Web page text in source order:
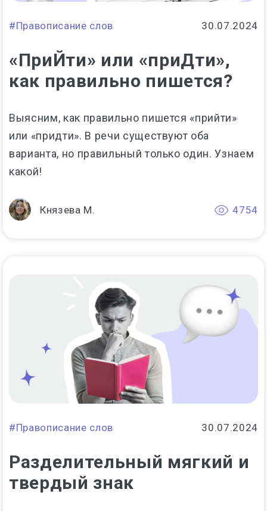
#Правописание слов 30.07.2024
«ПриЙти» или «приДти»,
как правильно пишется?
Выясним, как правильно пишется «прийти»
или «придти». В речи существуют оба
варианта, но правильный только один. Узнаем
какой!
Князева М. 4754
#Правописание слов 30.07.2024
Разделительный мягкий и
твердый знак